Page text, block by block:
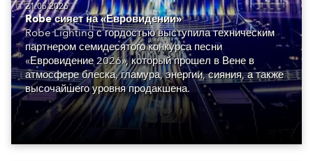
21.05.2026
Robe сияет на «Евровидении»
Robe Lighting с гордостью выступила техническим
партнером семидесятого конкурса песни
«Евровидение 2026», который прошел в Вене в
атмосфере блеска, гламура, энергии, сияния, а также
высочайшего уровня продакшена.